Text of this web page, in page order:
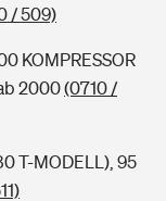
/ 509)
KOMPRESSOR
2000(0710 /
T-MODELL), 95